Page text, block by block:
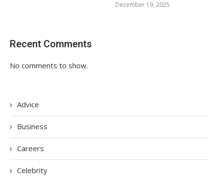
December 19, 2025
Recent Comments
No comments to show.
Advice
Business
Careers
Celebrity